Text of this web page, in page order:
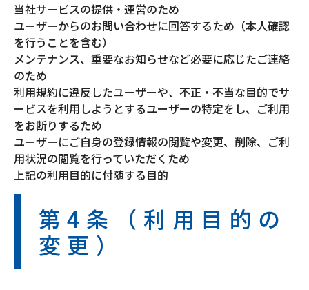
当社サービスの提供・運営のため
ユーザーからのお問い合わせに回答するため（本人確認
を行うことを含む）
メンテナンス、重要なお知らせなど必要に応じたご連絡
のため
利用規約に違反したユーザーや、不正・不当な目的でサ
ービスを利用しようとするユーザーの特定をし、ご利用
をお断りするため
ユーザーにご自身の登録情報の閲覧や変更、削除、ご利
用状況の閲覧を行っていただくため
上記の利用目的に付随する目的
第4条（利用目的の
変更）